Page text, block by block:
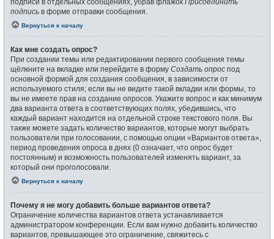
подпись в форме отправки сообщения.
Вернуться к началу
Как мне создать опрос?
При создании темы или редактировании первого сообщения темы
щёлкните на вкладке или перейдите в форму Создать опрос под
основной формой для создания сообщения, в зависимости от
используемого стиля; если вы не видите такой вкладки или формы, то
вы не имеете прав на создание опросов. Укажите вопрос и как минимум
два варианта ответа в соответствующих полях, убедившись, что
каждый вариант находится на отдельной строке текстового поля. Вы
также можете задать количество вариантов, которые могут выбрать
пользователи при голосовании, с помощью опции «Вариантов ответа»,
период проведения опроса в днях (0 означает, что опрос будет
постоянным) и возможность пользователей изменять вариант, за
который они проголосовали.
Вернуться к началу
Почему я не могу добавить больше вариантов ответа?
Ограничение количества вариантов ответа устанавливается
администратором конференции. Если вам нужно добавить количество
вариантов, превышающее это ограничение, свяжитесь с